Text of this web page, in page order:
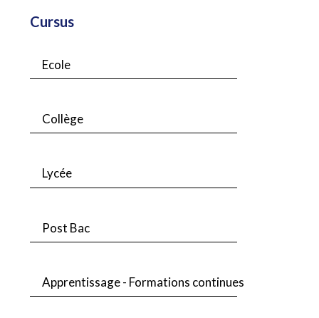
Cursus
Ecole
Collège
Lycée
Post Bac
Apprentissage - Formations continues